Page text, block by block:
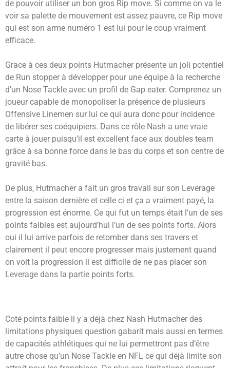
de pouvoir utiliser un bon gros Rip move. Si comme on va le
voir sa palette de mouvement est assez pauvre, ce Rip move
qui est son arme numéro 1 est lui pour le coup vraiment
efficace.
Grace à ces deux points Hutmacher présente un joli potentiel
de Run stopper à développer pour une équipe à la recherche
d’un Nose Tackle avec un profil de Gap eater. Comprenez un
joueur capable de monopoliser la présence de plusieurs
Offensive Linemen sur lui ce qui aura donc pour incidence
de libérer ses coéquipiers. Dans ce rôle Nash a une vraie
carte à jouer puisqu’il est excellent face aux doubles team
grâce à sa bonne force dans le bas du corps et son centre de
gravité bas.
De plus, Hutmacher a fait un gros travail sur son Leverage
entre la saison dernière et celle ci et ça a vraiment payé, la
progression est énorme. Ce qui fut un temps était l’un de ses
points faibles est aujourd’hui l’un de ses points forts. Alors
oui il lui arrive parfois de retomber dans ses travers et
clairement il peut encore progresser mais justement quand
on voit la progression il est difficile de ne pas placer son
Leverage dans la partie points forts.
Coté points faible il y a déjà chez Nash Hutmacher des
limitations physiques question gabarit mais aussi en termes
de capacités athlétiques qui ne lui permettront pas d’être
autre chose qu’un Nose Tackle en NFL ce qui déjà limite son